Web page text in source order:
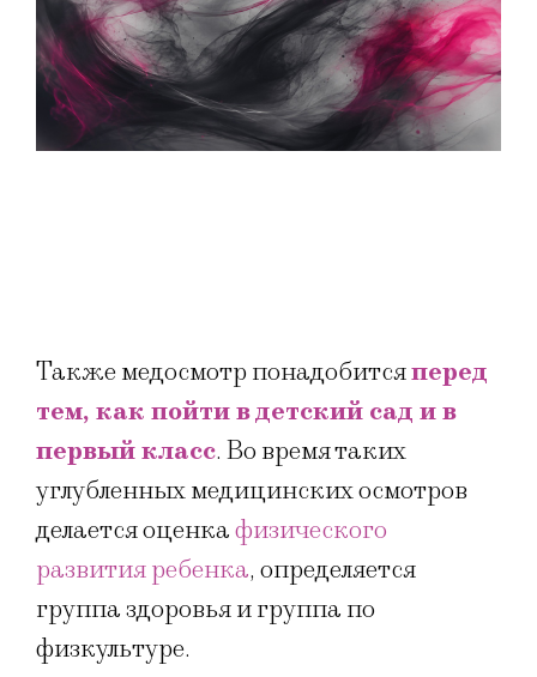
Также медосмотр понадобитсяперед
тем, как пойти в детский сад и в
первый класс. Во время таких
углубленных медицинских осмотров
делается оценкафизического
развития ребенка, определяется
группа здоровья и группа по
физкультуре.